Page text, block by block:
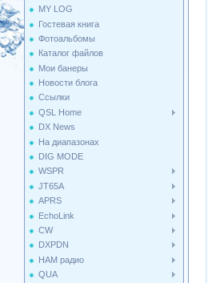
MY LOG
Гостевая книга
Фотоальбомы
Каталог файлов
Мои банеры
Новости блога
Ссылки
QSL Home
DX News
На диапазонах
DIG MODE
WSPR
JT65A
APRS
EchoLink
CW
DXPDN
HAM радио
QUA